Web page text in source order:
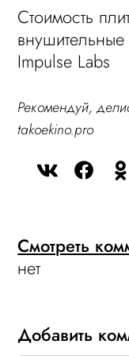
Стоимость
Impulse Labs
Рекомендуй,
takoekino.pro
Смотреть
нет
Добавить